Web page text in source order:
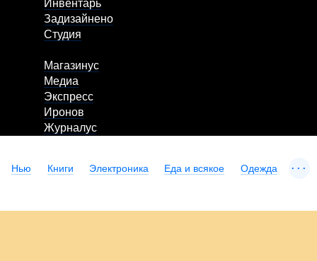
Инвентарь
Задизайнено
Студия
Магазинус
Медиа
Экспресс
Иронов
Журналус
Нью Книги Электроника Еда и всякое Одежда ...